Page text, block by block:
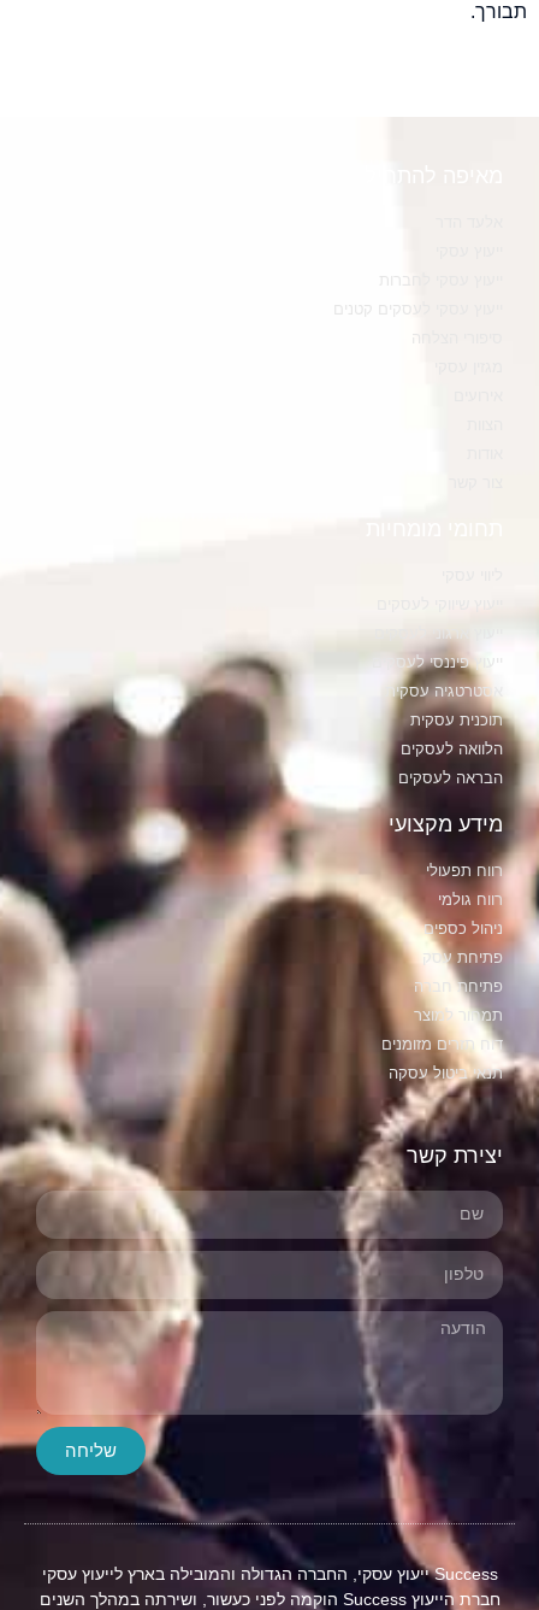
תבורך.
ייעוץ עסקי לחברות
ייעוץ עסקי לעסקים קטנים
סיפורי הצלחה
ייעוץ ארגוני לעסקים
ייעוץ פיננסי לעסקים
אסטרטגיה עסקית
תוכנית עסקית
הלוואה לעסקים
הבראה לעסקים
מידע מקצועי
רווח תפעולי
רווח גולמי
ניהול כספים
פתיחת עסק
פתיחת חברה
תמחור למוצר
דוח תזרים מזומנים
תנאי ביטול עסקה
יצירת קשר
שליחה
Success ייעוץ עסקי, החברה הגדולה והמובילה בארץ לייעוץ עסקי
חברת הייעוץ Success הוקמה לפני כעשור, ושירתה במהלך השנים